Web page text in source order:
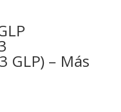
GLP) – Más